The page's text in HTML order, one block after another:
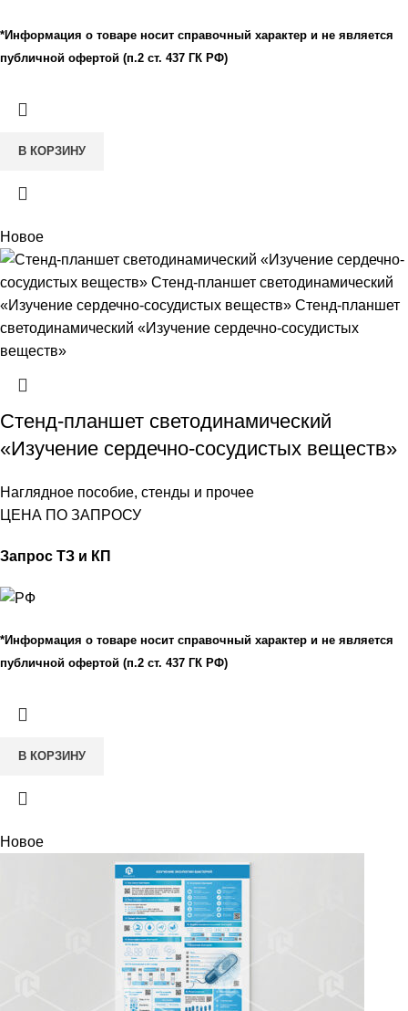
*Информация о товаре носит справочный характер и не является
публичной офертой (п.2 ст. 437 ГК РФ)
В КОРЗИНУ
Новое
Стенд-планшет светодинамический
«Изучение сердечно-сосудистых веществ»
Наглядное пособие, стенды и прочее
ЦЕНА ПО ЗАПРОСУ
Запрос ТЗ и КП
*Информация о товаре носит справочный характер и не является
публичной офертой (п.2 ст. 437 ГК РФ)
В КОРЗИНУ
Новое